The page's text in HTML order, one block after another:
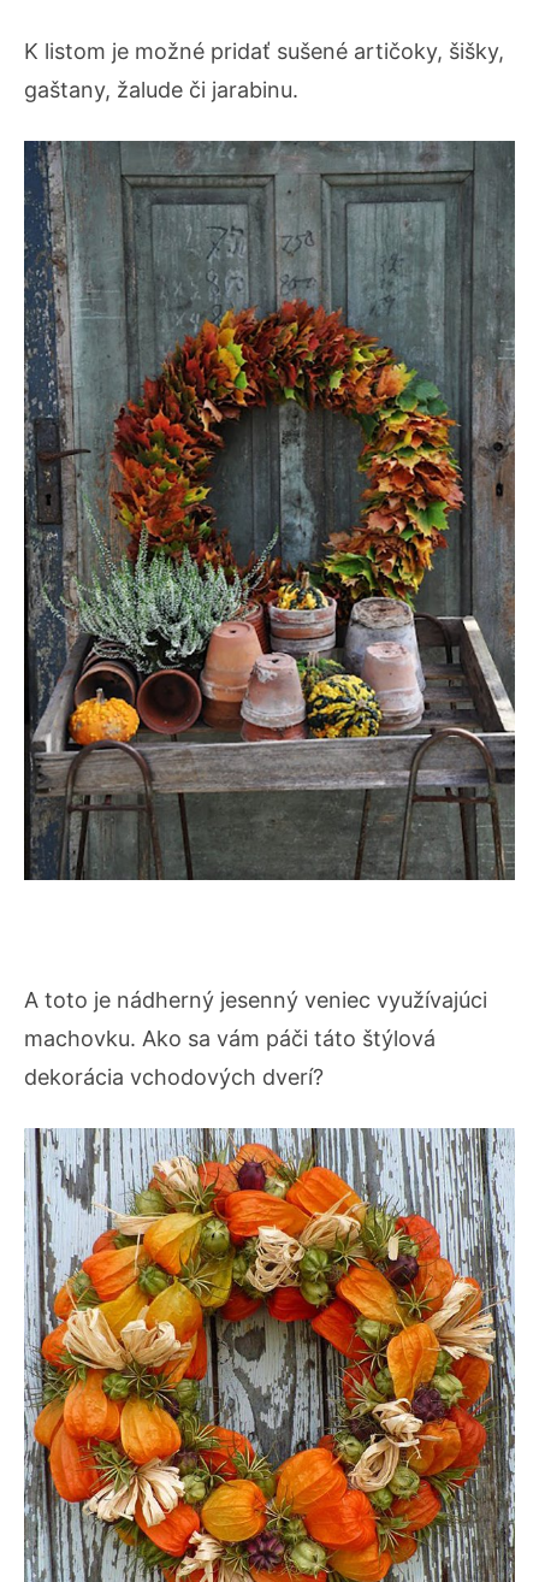
K listom je možné pridať sušené artičoky, šišky,
gaštany, žalude či jarabinu.
A toto je nádherný jesenný veniec využívajúci
machovku. Ako sa vám páči táto štýlová
dekorácia vchodových dverí?